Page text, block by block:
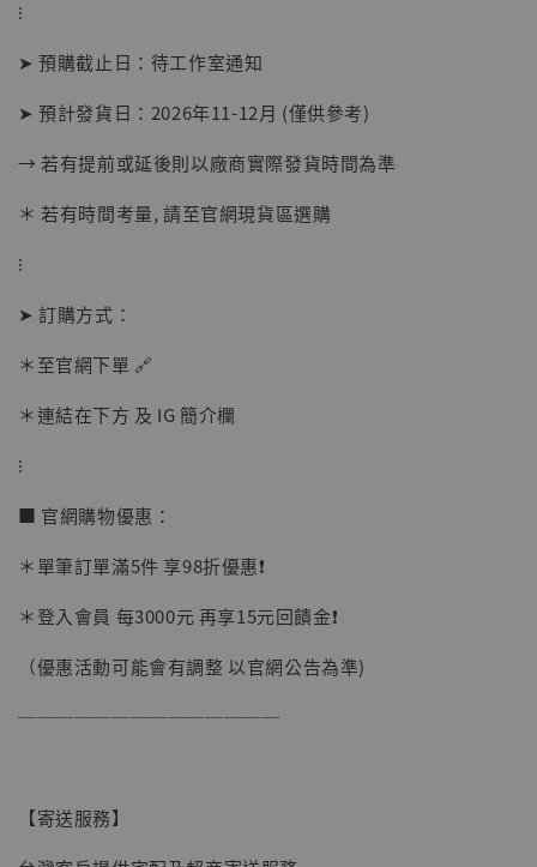
NT$ 1,870
⁝
➤ 預購截止日：待工作室通知
➤ 預計發貨日：2026年11-12月 (僅供參考)
→ 若有提前或延後則以廠商實際發貨時間為準
＊ 若有時間考量, 請至官網現貨區選購
⁝
➤ 訂購方式：
＊至官網下單 🔗
＊連結在下方 及 IG 簡介欄
⁝
■ 官網購物優惠：
＊單筆訂單滿5件 享98折優惠❗️
＊登入會員 每3000元 再享15元回饋金❗️
（優惠活動可能會有調整 以官網公告為準)
──────────────
【寄送服務】